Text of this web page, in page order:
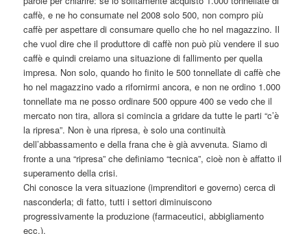
caffè, e ne ho consumate nel 2008 solo 500, non compro più
caffè per aspettare di consumare quello che ho nel magazzino. Il
che vuol dire che il produttore di caffè non può più vendere il suo
caffè e quindi creiamo una situazione di fallimento per quella
impresa. Non solo, quando ho finito le 500 tonnellate di caffè che
ho nel magazzino vado a rifornirmi ancora, e non ne ordino 1.000
tonnellate ma ne posso ordinare 500 oppure 400 se vedo che il
mercato non tira, allora si comincia a gridare da tutte le parti “c’è
la ripresa”. Non è una ripresa, è solo una continuità
dell’abbassamento e della frana che è già avvenuta. Siamo di
fronte a una “ripresa” che definiamo “tecnica”, cioè non è affatto il
superamento della crisi.
Chi conosce la vera situazione (imprenditori e governo) cerca di
nasconderla; di fatto, tutti i settori diminuiscono
progressivamente la produzione (farmaceutici, abbigliamento
ecc.).